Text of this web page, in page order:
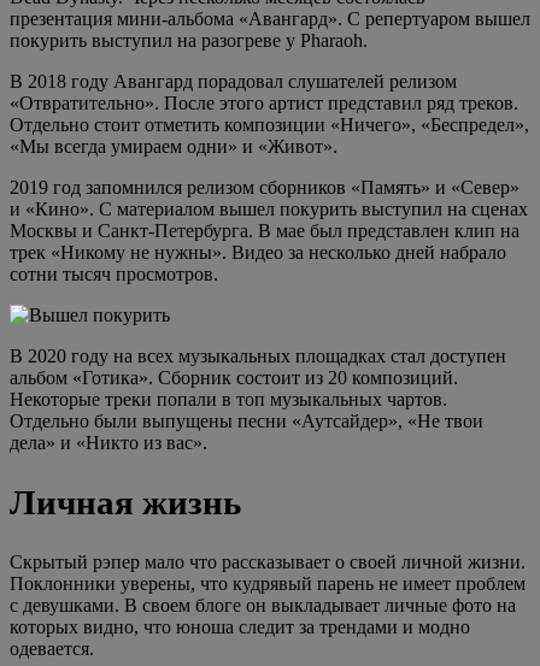
презентация мини-альбома «Авангард». С репертуаром вышел
покурить выступил на разогреве у Pharaoh.
В 2018 году Авангард порадовал слушателей релизом
«Отвратительно». После этого артист представил ряд треков.
Отдельно стоит отметить композиции «Ничего», «Беспредел»,
«Мы всегда умираем одни» и «Живот».
2019 год запомнился релизом сборников «Память» и «Север»
и «Кино». С материалом вышел покурить выступил на сценах
Москвы и Санкт-Петербурга. В мае был представлен клип на
трек «Никому не нужны». Видео за несколько дней набрало
сотни тысяч просмотров.
В 2020 году на всех музыкальных площадках стал доступен
альбом «Готика». Сборник состоит из 20 композиций.
Некоторые треки попали в топ музыкальных чартов.
Отдельно были выпущены песни «Аутсайдер», «Не твои
дела» и «Никто из вас».
Личная жизнь
Скрытый рэпер мало что рассказывает о своей личной жизни.
Поклонники уверены, что кудрявый парень не имеет проблем
с девушками. В своем блоге он выкладывает личные фото на
которых видно, что юноша следит за трендами и модно
одевается.